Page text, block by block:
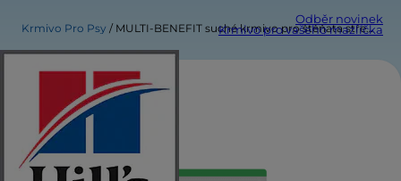
Odběr novinek
Krmivo pro vašeho mazlíčka
Krmivo Pro Psy MULTI-BENEFIT suché krmivo pro štěňata středně velkých plemen